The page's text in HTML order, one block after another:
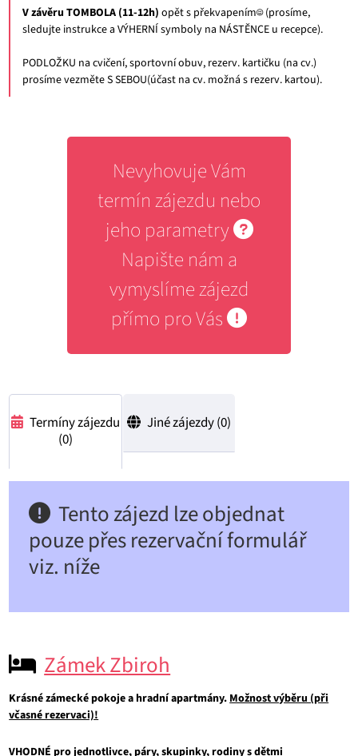
V závěru TOMBOLA (11-12h) opět s překvapením☺ (prosíme,
sledujte instrukce a VÝHERNÍ symboly na NÁSTĚNCE u recepce).
PODLOŽKU na cvičení, sportovní obuv, rezerv. kartičku (na cv.)
prosíme vezměte S SEBOU(účast na cv. možná s rezerv. kartou).
Nevyhovuje Vám
termín zájezdu nebo
jeho parametry
Napište nám a
vymyslíme zájezd
přímo pro Vás
Termíny zájezdu
(0)
Jiné zájezdy (0)
Tento zájezd lze objednat
pouze přes rezervační formulář
viz. níže
Zámek Zbiroh
Krásné zámecké pokoje a hradní apartmány.Možnost výběru (při
včasné rezervaci)!
VHODNÉ pro jednotlivce, páry, skupinky, rodiny s dětmi